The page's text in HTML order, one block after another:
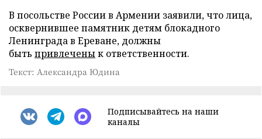
В посольстве России в Армении заявили, что лица,
осквернившее памятник детям блокадного
Ленинграда в Ереване, должны
быть привлеченык ответственности.
Текст: Александра Юдина
Подписывайтесь на наши
каналы